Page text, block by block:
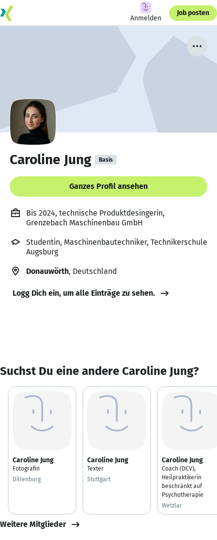
Anmelden
Job posten
Caroline Jung Basis
Ganzes Profil ansehen
Bis 2024, technische Produktdesingerin,
Grenzebach Maschinenbau GmbH
Studentin, Maschinenbautechniker, Technikerschule
Augsburg
Donauwörth, Deutschland
Logg Dich ein, um alle Einträge zu sehen.
Suchst Du eine andere Caroline Jung?
Caroline Jung
Fotografin
Dillenburg
Caroline Jung
Texter
Stuttgart
Caroline Jung
Coach (DCV),
Heilpraktikerin
beschränkt auf
Psychotherapie
Wetzlar
Weitere Mitglieder